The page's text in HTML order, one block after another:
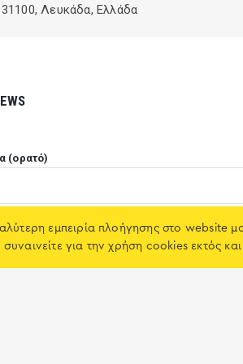
εμπειρία πλοήγησης στο website
για την χρήση cookies εκτός
Λευκάδα, Ελλάδα
(ορατό)